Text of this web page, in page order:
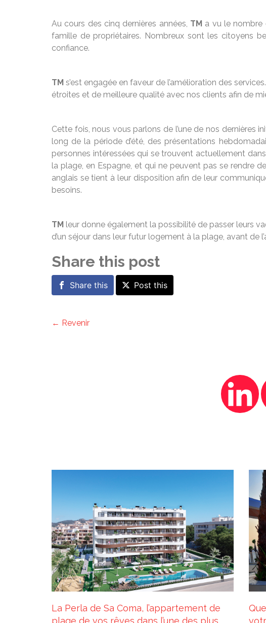
Au cours des cinq dernières années, TM a vu le nombre
famille de propriétaires. Nombreux sont les citoyens
confiance.
TM s’est engagée en faveur de l’amélioration des
étroites et de meilleure qualité avec nos clients afin de
Cette fois, nous vous parlons de l’une de nos dernières
long de la période d’été, des présentations
personnes intéressées qui se trouvent actuellement
la plage, en Espagne, et qui ne peuvent pas se rendre
anglais se tient à leur disposition afin de leur
besoins.
TM leur donne également la possibilité de passer leurs
d’un séjour dans leur futur logement à la plage, avant de
Share this post
Share this Post this
← Revenir
La Perla de Sa Coma, l’appartement de
plage de vos rêves dans l’une des plus